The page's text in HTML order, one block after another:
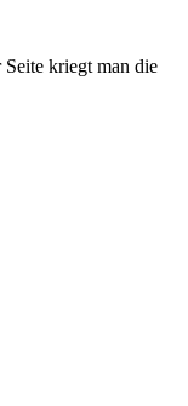
kriegt man die